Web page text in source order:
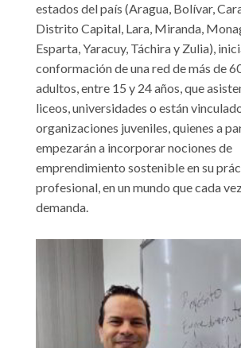
estados del país (Aragua, Bolívar,
Distrito Capital, Lara, Miranda,
Esparta, Yaracuy, Táchira y Zulia),
conformación de una red de más de
adultos, entre 15 y 24 años, que
liceos, universidades o están
organizaciones juveniles, quienes a
empezarán a incorporar nociones de
emprendimiento sostenible en su
profesional, en un mundo que cada
demanda.